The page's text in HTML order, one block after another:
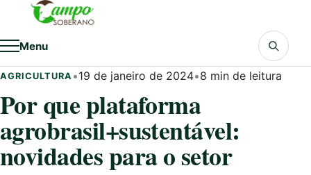
Pular para o conteúdo
Menu
AGRICULTURA •19 de janeiro de 2024•8 min de leitura
Por que plataforma
agrobrasil+sustentável:
novidades para o setor